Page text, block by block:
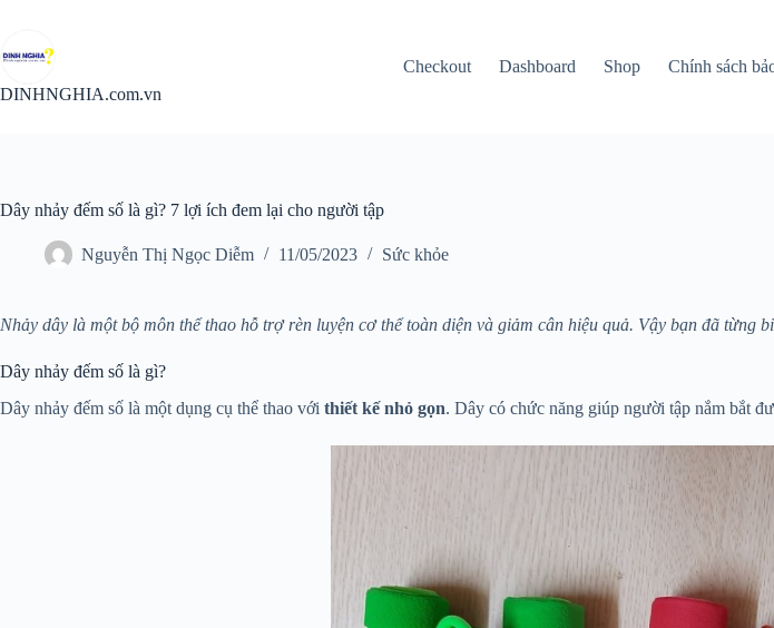
phần
nội
dung
DINHNGHIA.com.vn
Checkout Dashboard Shop Chính sách
Dây nhảy đếm số là gì? 7 lợi ích đem lại cho người tập
Nguyễn Thị Ngọc Diễm 11/05/2023 Sức khỏe
Nhảy dây là một bộ môn thể thao hỗ trợ rèn luyện cơ thể toàn diện và giảm cân hiệu quả. Vậy bạn đã từng
Dây nhảy đếm số là gì?
Dây nhảy đếm số là một dụng cụ thể thao với thiết kế nhỏ gọn. Dây có chức năng giúp người tập nắm bắt